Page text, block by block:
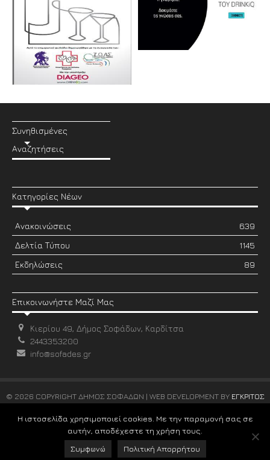
Συνηθισμένες
Αναζητήσεις
Κατηγορίες Νέων
Ανακοινώσεις
639
Δελτία Τύπου
1145
Εκδηλώσεις
89
Επικοινωνήστε Μαζί Μας
Κιερίου 49, Δήμος Σοφάδων, Καρδίτσα
2443353200
info@sofades.gr
© 2026 COPYRIGHT ΔΗΜΟΣ ΣΟΦΑΔΩΝ | WEB DEVELOPMENT BY ΕΓΚΡΙΤΟΣ
Η ιστοσελίδα χρησιμοποιεί cookies. Με την παραμονή σας σε
αυτήν, αποδέχεστε τη χρήση τους.
Συμφωνώ
Πολιτική Απορρήτου